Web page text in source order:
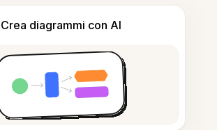
Crea diagrammi con AI